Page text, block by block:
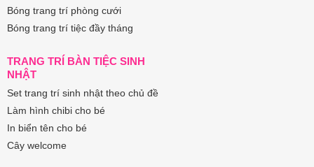
Bóng trang trí phòng cưới
Bóng trang trí tiệc đầy tháng
TRANG TRÍ BÀN TIỆC SINH
NHẬT
Set trang trí sinh nhật theo chủ đề
Làm hình chibi cho bé
In biển tên cho bé
Cây welcome